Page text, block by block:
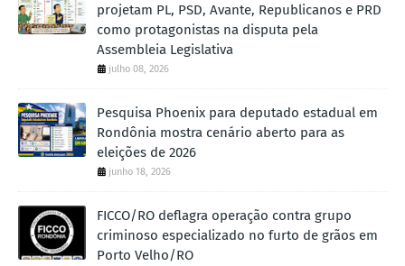
projetam PL, PSD, Avante, Republicanos e PRD
como protagonistas na disputa pela
Assembleia Legislativa
julho 08, 2026
Pesquisa Phoenix para deputado estadual em
Rondônia mostra cenário aberto para as
eleições de 2026
junho 18, 2026
FICCO/RO deflagra operação contra grupo
criminoso especializado no furto de grãos em
Porto Velho/RO